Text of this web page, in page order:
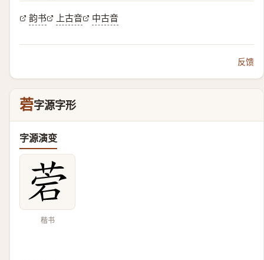
韵书 上古音 中古音
反馈
菪字源字形
字源演变
楷书